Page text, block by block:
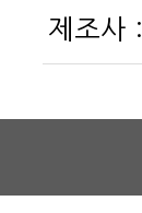
제조사 :